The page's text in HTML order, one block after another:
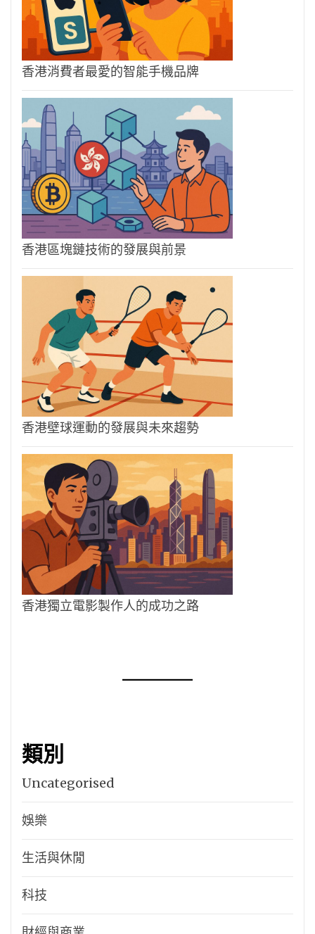
香港消費者最愛的智能手機品牌
香港區塊鏈技術的發展與前景
香港壁球運動的發展與未來趨勢
香港獨立電影製作人的成功之路
類別
Uncategorised
娛樂
生活與休閒
科技